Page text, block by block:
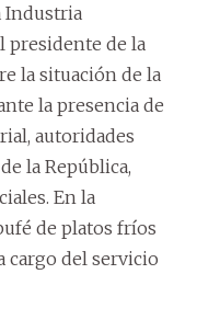
Industria
presidente de la
la situación de la
la presencia de
autoridades
la República,
En la
de platos fríos
cargo del servicio